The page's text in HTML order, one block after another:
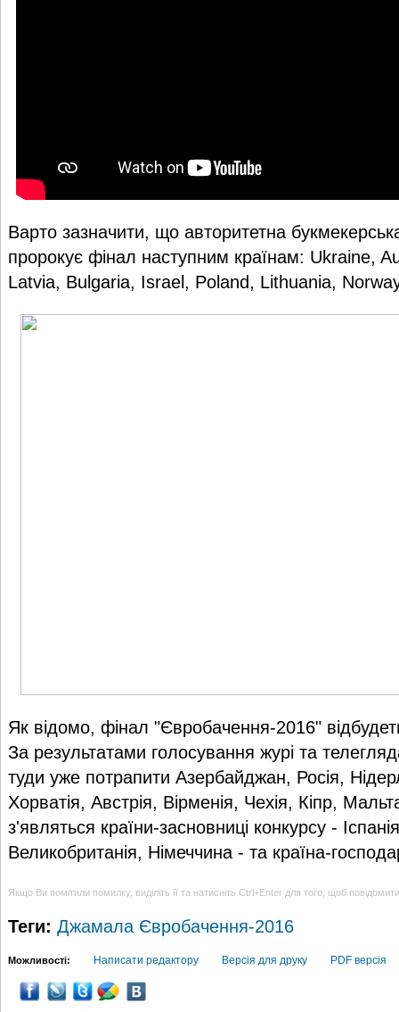
Варто зазначити, що авторитетна
пророкує фінал наступним країнам: Ukraine,
Latvia, Bulgaria, Israel, Poland, Lithuania,
Як відомо, фінал "Євробачення-2016"
За результатами голосування журі та
туди уже потрапити Азербайджан, Росія,
Хорватія, Австрія, Вірменія, Чехія, Кіпр,
з'являться країни-засновниці конкурсу -
Великобританія, Німеччина - та країна-
Якщо Ви помітили помилку, виділіть її та натисніть Ctrl+Enter для того, щоб
Теги: Джамала Євробачення-2016
Можливості: Написати редактору Версія для друку PDF версія